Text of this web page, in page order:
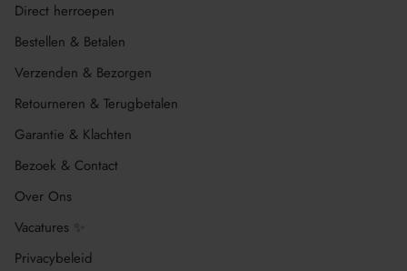
Direct herroepen
Bestellen & Betalen
Verzenden & Bezorgen
Retourneren & Terugbetalen
Garantie & Klachten
Bezoek & Contact
Over Ons
Vacatures ✨
Privacybeleid